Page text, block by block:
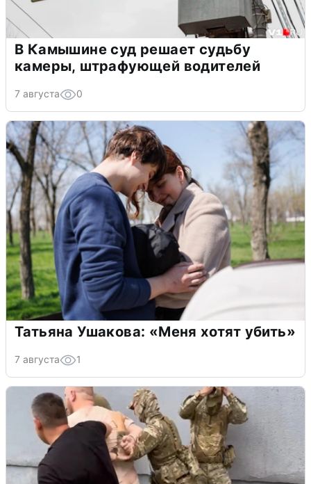
В Камышине суд решает судьбу
камеры, штрафующей водителей
7 августа 0
Татьяна Ушакова: «Меня хотят убить»
7 августа 1